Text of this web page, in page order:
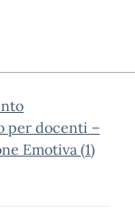
per docenti –
Emotiva (1)